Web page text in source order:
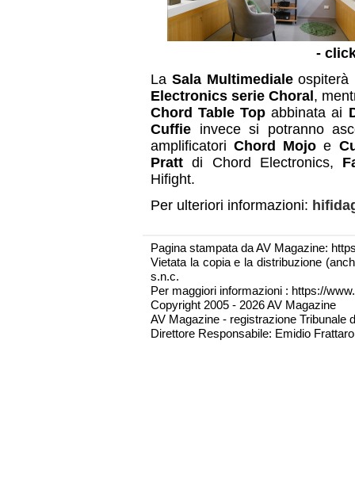
-
La Sala Multimedialeospiterà
Electronics serie Choral ,
Chord Table Top abbinata ai
Cuffie invece si potranno
amplificatoriChord Mojo e
Prattdi Chord Electronics,
Hifight.
Per ulteriori informazioni:
Pagina stampata da AV Magazine:
Vietata la copia e la distribuzione
s.n.c.
Per maggiori informazioni : https://
Copyright 2005 - 2026 AV Magazine
AV Magazine - registrazione Tribunale
Direttore Responsabile: Emidio